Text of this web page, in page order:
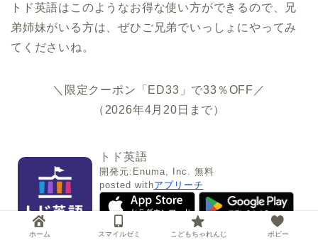
トド英語はこのようなお得な使い方ができるので、兄
弟姉妹がいる方は、ぜひご兄弟でいっしょにやってみ
てくださいね。
＼限定クーポン「ED33」で33％OFF／
（2026年4月20日まで）
トド英語
開発元: Enuma, Inc.
無料
posted withアプリーチ
ホーム スマイルゼミ こどもちゃれんじ ポピー